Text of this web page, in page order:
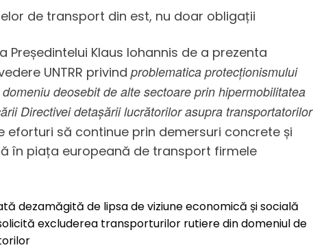
de transport din est, nu doar obligații
Klaus Iohannis de a prezenta
UNTRR privind problematica protecționismului
deosebit de alte sectoare prin hipermobilitatea
Directivei detașării lucrătorilor asupra transportatorilor
să continue prin demersuri concrete și
în piața europeană de transport firmele